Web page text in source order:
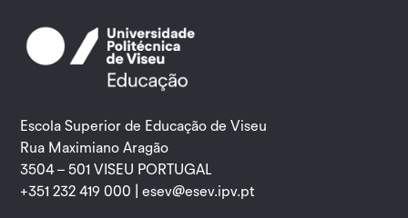
Escola Superior de Educação de Viseu
Rua Maximiano Aragão
3504 – 501 VISEU PORTUGAL
+351 232 419 000 |esev@esev.ipv.pt